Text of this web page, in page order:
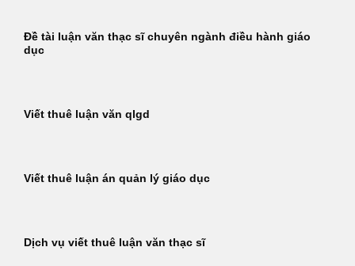
Đề tài luận văn thạc sĩ chuyên ngành điều hành giáo
dục
Viết thuê luận văn qlgd
Viết thuê luận án quản lý giáo dục
Dịch vụ viết thuê luận văn thạc sĩ